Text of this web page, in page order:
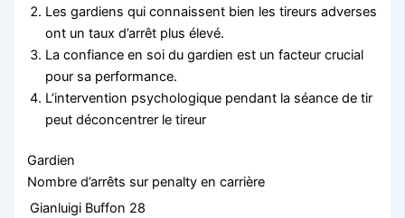
Les gardiens qui connaissent bien les tireurs adverses
ont un taux d’arrêt plus élevé.
La confiance en soi du gardien est un facteur crucial
pour sa performance.
L’intervention psychologique pendant la séance de tir
peut déconcentrer le tireur
Gardien
Nombre d’arrêts sur penalty en carrière
Gianluigi Buffon 28